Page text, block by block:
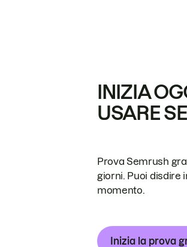
INIZIA
USARE
Prova Semrush
giorni. Puoi disdire
momento.
Inizia la prova